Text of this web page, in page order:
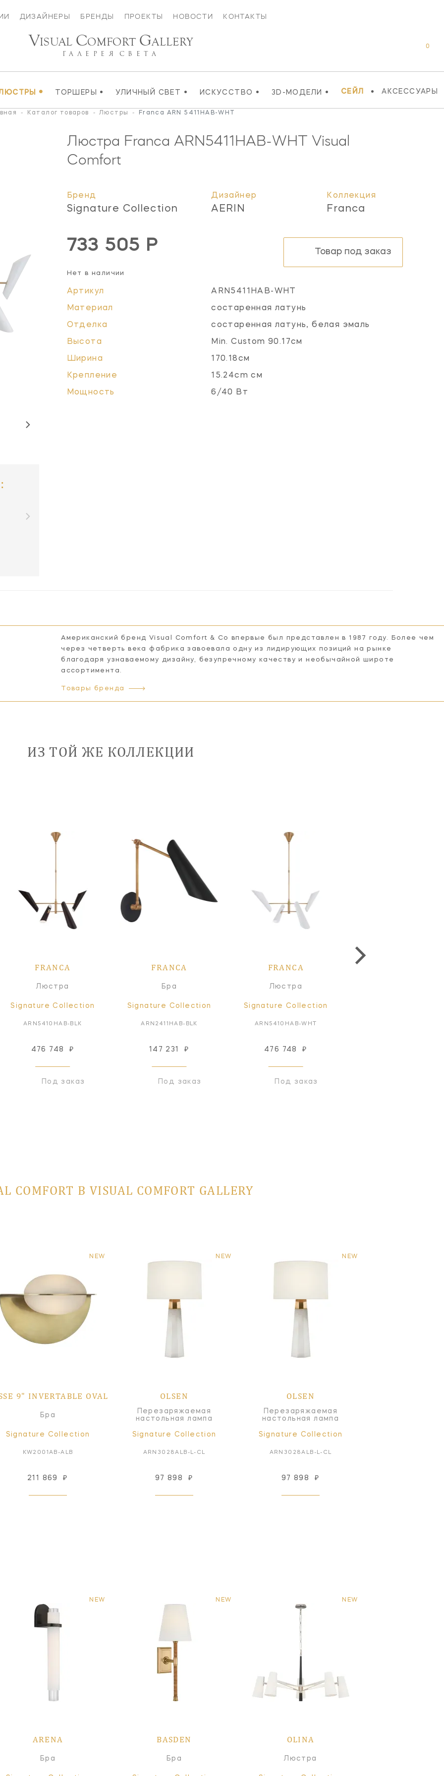
ДИЗАЙНЕРЫ БРЕНДЫ ПРОЕКТЫ НОВОСТИ КОНТАКТЫ
• ТОРШЕРЫ • УЛИЧНЫЙ СВЕТ • ИСКУССТВО • 3D-МОДЕЛИ • СЕЙЛ • АКСЕССУАРЫ
0
VISUAL COMFORT GALLERY
ГАЛЕРЕЯ СВЕТА
- Каталог товаров - Люстры - Franca ARN 5411HAB-WHT
Люстра Franca ARN5411HAB-WHT Visual
Comfort
Бренд
Signature Collection
Дизайнер
AERIN
Коллекция
Franca
733 505 Р
Нет в наличии
Товар под заказ
Артикул ARN5411HAB-WHT
Материал состаренная латунь
Отделка состаренная латунь, белая эмаль
Высота Min. Custom 90.17см
Ширина 170.18см
Крепление 15.24cm см
Мощность 6/40 Вт
Американский бренд Visual Comfort & Co впервые был представлен в 1987 году. Более чем
через четверть века фабрика завоевала одну из лидирующих позиций на рынке
благодаря узнаваемому дизайну, безупречному качеству и необычайной широте
ассортимента.
Товары бренда
ИЗ ТОЙ ЖЕ КОЛЛЕКЦИИ
FRANCA
Люстра
Signature Collection
ARN5410HAB-BLK
476 748 ₽
Под заказ
FRANCA
Бра
Signature Collection
ARN2411HAB-BLK
147 231 ₽
Под заказ
FRANCA
Люстра
Signature Collection
ARN5410HAB-WHT
476 748 ₽
Под заказ
COMFORT В VISUAL COMFORT GALLERY
NEW
9" INVERTABLE OVAL
Бра
Signature Collection
KW2001AB-ALB
211 869 ₽
NEW
OLSEN
Перезаряжаемая
настольная лампа
Signature Collection
ARN3028ALB-L-CL
97 898 ₽
NEW
OLSEN
Перезаряжаемая
настольная лампа
Signature Collection
ARN3028ALB-L-CL
97 898 ₽
NEW
ARENA
Бра
NEW
BASDEN
Бра
NEW
OLINA
Люстра